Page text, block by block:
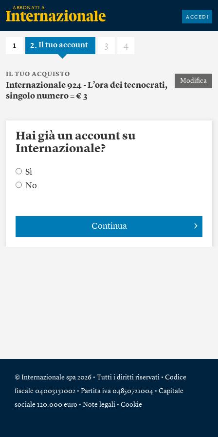
ACCEDI
1 2 Il tuo account 3 4
IL TUO ACQUISTO
Internazionale 924 - L’ora dei tecnocrati,
singolo numero = € 3
Modifica
Hai già un account su
Internazionale?
Sì
No
Continua
© Internazionale spa 2026 • Tutti i diritti riservati • Codice
fiscale 04003131002 • Partita iva 04850721004 • Capitale
sociale 120.000 euro • Note legali • Cookie